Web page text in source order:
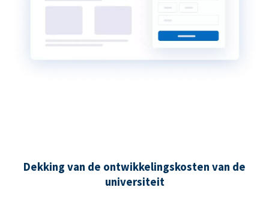
Dekking van de ontwikkelingskosten van de
universiteit